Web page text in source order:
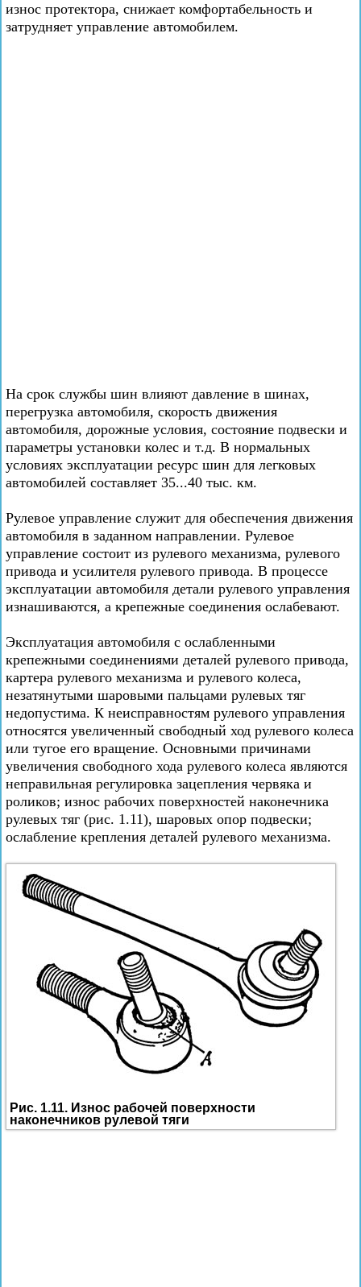
износ протектора, снижает комфортабельность и
затрудняет управление автомобилем.
На срок службы шин влияют давление в шинах,
перегрузка автомобиля, скорость движения
автомобиля, дорожные условия, состояние подвески и
параметры установки колес и т.д. В нормальных
условиях эксплуатации ресурс шин для легковых
автомобилей составляет 35...40 тыс. км.
Рулевое управление служит для обеспечения движения
автомобиля в заданном направлении. Рулевое
управление состоит из рулевого механизма, рулевого
привода и усилителя рулевого привода. В процессе
эксплуатации автомобиля детали рулевого управления
изнашиваются, а крепежные соединения ослабевают.
Эксплуатация автомобиля с ослабленными
крепежными соединениями деталей рулевого привода,
картера рулевого механизма и рулевого колеса,
незатянутыми шаровыми пальцами рулевых тяг
недопустима. К неисправностям рулевого управления
относятся увеличенный свободный ход рулевого колеса
или тугое его вращение. Основными причинами
увеличения свободного хода рулевого колеса являются
неправильная регулировка зацепления червяка и
роликов; износ рабочих поверхностей наконечника
рулевых тяг (рис. 1.11), шаровых опор подвески;
ослабление крепления деталей рулевого механизма.
Рис. 1.11. Износ рабочей поверхности
наконечников рулевой тяги